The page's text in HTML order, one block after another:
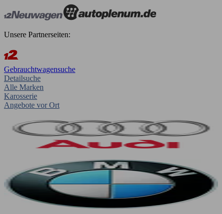
Unsere Partnerseiten:
Gebrauchtwagensuche
Detailsuche
Alle Marken
Karosserie
Angebote vor Ort